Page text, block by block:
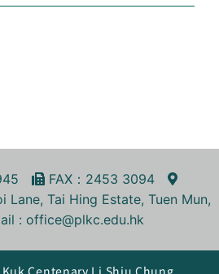
FAX ：2453 3094
Lane, Tai Hing Estate, Tuen Mun,
: office@plkc.edu.hk
Centenary Li Shiu Chung